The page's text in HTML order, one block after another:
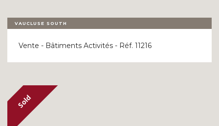
VAUCLUSE SOUTH
Vente - Bâtiments Activités - Réf. 11216